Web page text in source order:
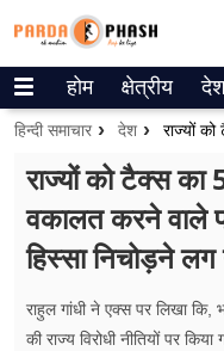
Trending on Google
ePaper
वेब स्टोरीज
उत्तर प्रदेश
गैलरी
होम क्षेत्रीय
हिन्दी समाचार देश
राज्यों को टैक्स का
वकालत करने वाले
हिस्सा निचोड़ने लग
राहुल गांधी ने एक्स पर लिखा कि,
की राज्य विरोधी नीतियों पर